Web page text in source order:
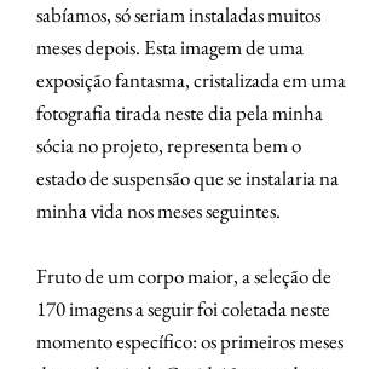
sabíamos, só seriam instaladas muitos
meses depois. Esta imagem de uma
exposição fantasma, cristalizada em uma
fotografia tirada neste dia pela minha
sócia no projeto, representa bem o
estado de suspensão que se instalaria na
minha vida nos meses seguintes.
Fruto de um corpo maior, a seleção de
170 imagens a seguir foi coletada neste
momento específico: os primeiros meses